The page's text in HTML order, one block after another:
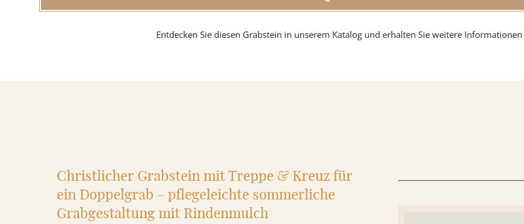
Sandstein
VIDEOS
RATGEBER
Entdecken Sie diesen Grabstein in unserem Katalog und erhalten Sie weitere
Christlicher Grabstein mit Treppe & Kreuz für
ein Doppelgrab - pflegeleichte sommerliche
Grabgestaltung mit Rindenmulch